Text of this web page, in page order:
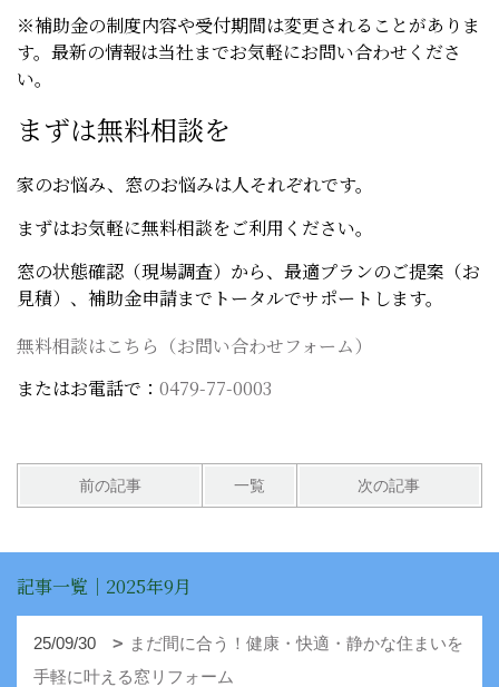
※補助金の制度内容や受付期間は変更されることがありま
す。最新の情報は当社までお気軽にお問い合わせくださ
い。
まずは無料相談を
家のお悩み、窓のお悩みは人それぞれです。
まずはお気軽に無料相談をご利用ください。
窓の状態確認（現場調査）から、最適プランのご提案（お
見積）、補助金申請までトータルでサポートします。
無料相談はこちら（お問い合わせフォーム）
またはお電話で： 0479-77-0003
前の記事 一覧 次の記事
記事一覧｜2025年9月
25/09/30
まだ間に合う！健康・快適・静かな住まいを
手軽に叶える窓リフォーム